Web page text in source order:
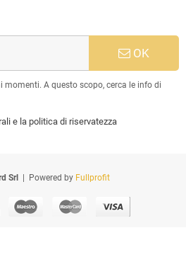
OK
momenti. A questo scopo, cerca le info di
e la politica di riservatezza
Srl | Powered by Fullprofit